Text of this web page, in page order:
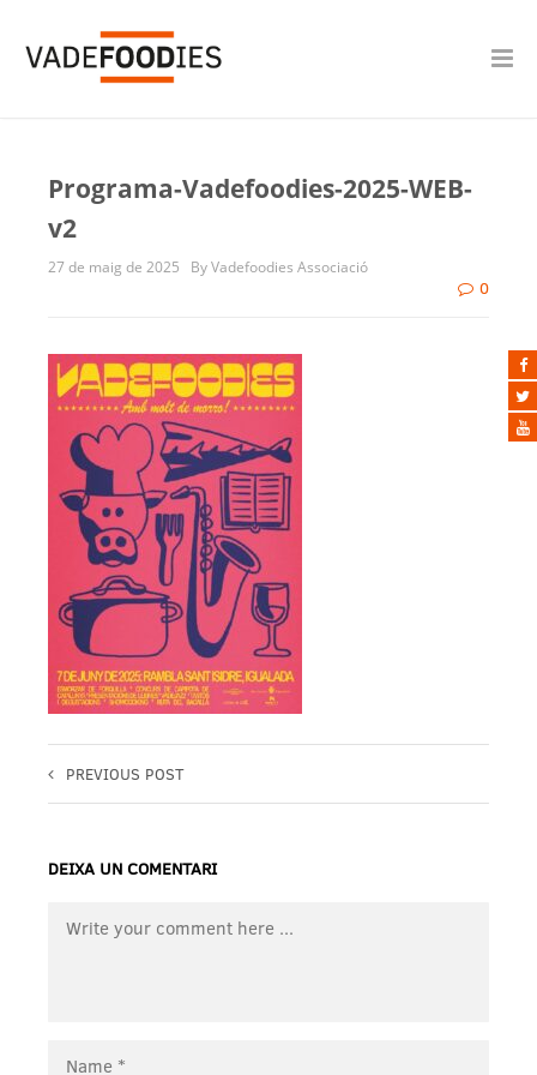
Programa-Vadefoodies-2025-WEB-
v2
27 de maig de 2025 By Vadefoodies Associació
0
PREVIOUS POST
DEIXA UN COMENTARI